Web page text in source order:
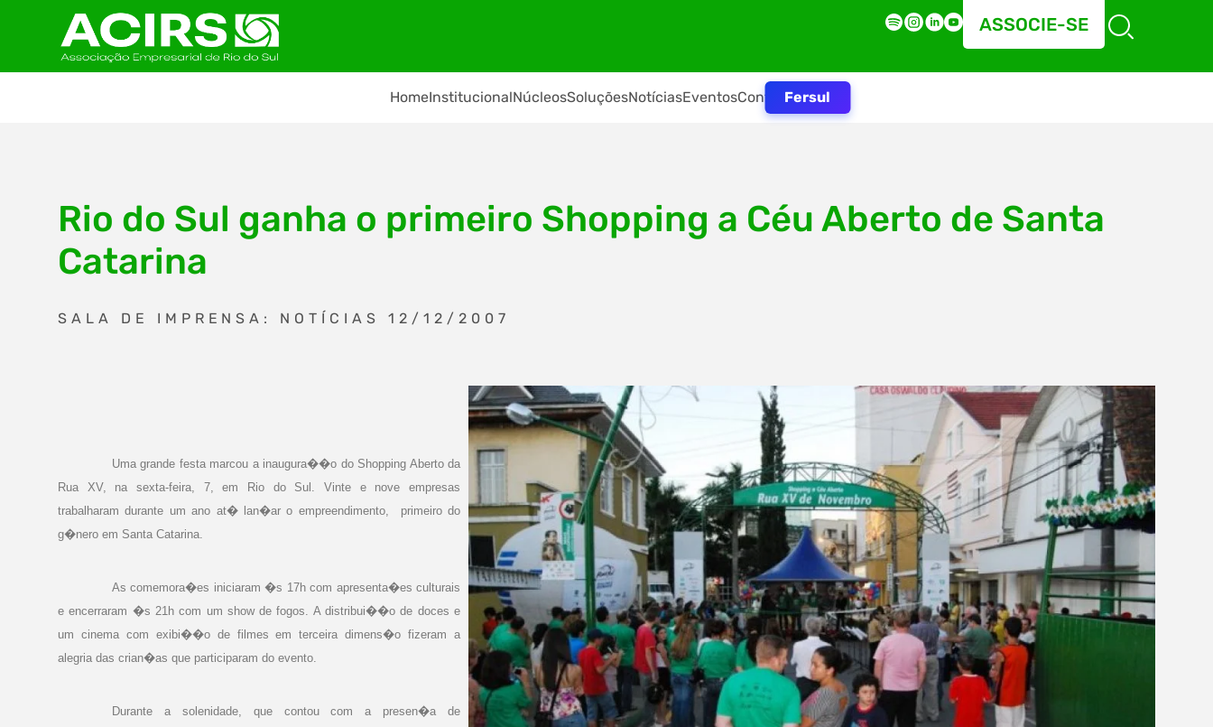
ASSOCIE-SE
HomeInstitucionalNúcleosSoluçõesNotíciasEventosContatoFersul
Rio do Sul ganha o primeiro Shopping a Céu Aberto de Santa
Catarina
SALA DE IMPRENSA: NOTÍCIAS 12/12/2007
Uma grande festa marcou a inaugura��o do Shopping Aberto da
Rua XV, na sexta-feira, 7, em Rio do Sul. Vinte e nove empresas
trabalharam durante um ano at� lan�ar o empreendimento,
primeiro do
g�nero em Santa Catarina.
As comemora�es iniciaram �s 17h com apresenta�es culturais
e encerraram �s 21h com um show de fogos. A distribui��o de doces e
um cinema com exibi��o de filmes em terceira dimens�o fizeram a
alegria das crian�as que participaram do evento.
Durante a solenidade, que contou com a presen�a de